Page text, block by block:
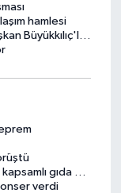
hamlesi
buluştu
gıda denetimi
verdi